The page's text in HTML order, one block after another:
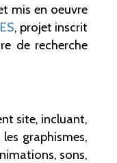
mis en oeuvre
, projet inscrit
de recherche
site, incluant,
graphismes,
sons,